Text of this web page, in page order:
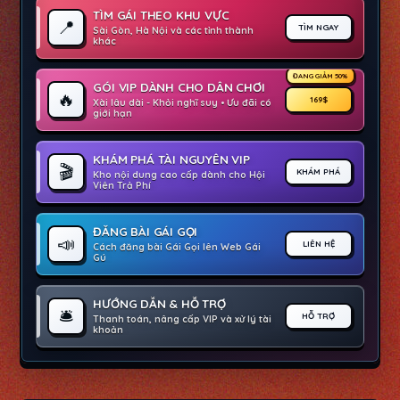
📍
TÌM GÁI THEO KHU VỰC
Sài Gòn, Hà Nội và các tỉnh thành
khác
TÌM NGAY
ĐANG GIẢM 50%
🔥
GÓI VIP DÀNH CHO DÂN CHƠI
Xài lâu dài - Khỏi nghĩ suy • Ưu đãi có
giới hạn
169$
🎬
KHÁM PHÁ TÀI NGUYÊN VIP
Kho nội dung cao cấp dành cho Hội
Viên Trả Phí
KHÁM PHÁ
📣
ĐĂNG BÀI GÁI GỌI
Cách đăng bài Gái Gọi lên Web Gái
Gú
LIÊN HỆ
🛎️
HƯỚNG DẪN & HỖ TRỢ
Thanh toán, nâng cấp VIP và xử lý tài
khoản
HỖ TRỢ